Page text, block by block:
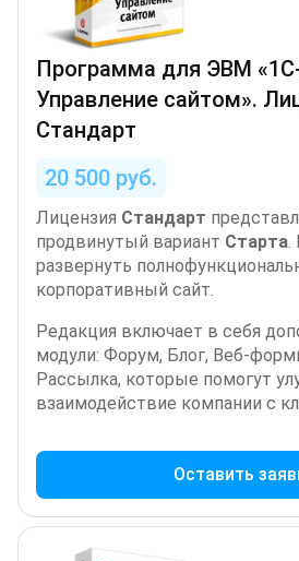
Программа для ЭВМ
Управление сайтом».
Стандарт
20 500 руб.
Лицензия Стандарт
продвинутый вариант Старта
развернуть
корпоративный сайт.
Редакция включает в себя
модули: Форум, Блог, Веб-
Рассылка, которые помогут
взаимодействие компании с
Оставить